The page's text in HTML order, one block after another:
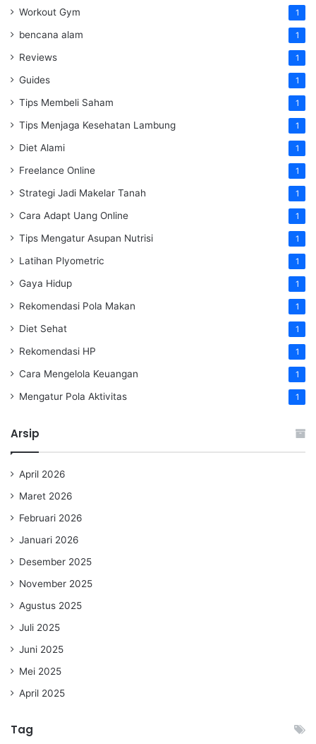
Workout Gym 1
bencana alam 1
Reviews 1
Guides 1
Tips Membeli Saham 1
Tips Menjaga Kesehatan Lambung 1
Diet Alami 1
Freelance Online 1
Strategi Jadi Makelar Tanah 1
Cara Adapt Uang Online 1
Tips Mengatur Asupan Nutrisi 1
Latihan Plyometric 1
Gaya Hidup 1
Rekomendasi Pola Makan 1
Diet Sehat 1
Rekomendasi HP 1
Cara Mengelola Keuangan 1
Mengatur Pola Aktivitas 1
Arsip
April 2026
Maret 2026
Februari 2026
Januari 2026
Desember 2025
November 2025
Agustus 2025
Juli 2025
Juni 2025
Mei 2025
April 2025
Tag